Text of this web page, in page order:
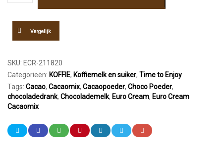
Cacaomix
Vergelijk
SKU: ECR-211820
Categorieën: KOFFIE, Koffiemelk en suiker, Time to Enjoy
Tags: Cacao, Cacaomix, Cacaopoeder, Choco Poeder,
chocoladedrank, Chocolademelk, Euro Cream, Euro Cream
Cacaomix